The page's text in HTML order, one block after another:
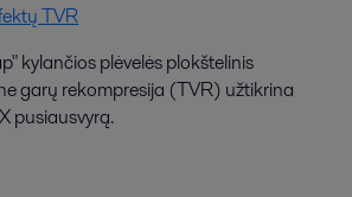
TVR
kylančios plėvelės plokštelinis
garų rekompresija (TVR) užtikrina
pusiausvyrą.